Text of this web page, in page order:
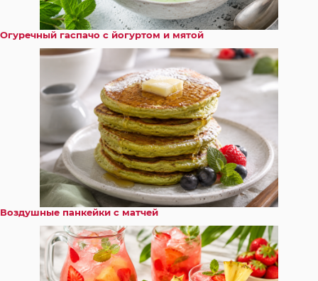
Огуречный гаспачо с йогуртом и мятой
Воздушные панкейки с матчей